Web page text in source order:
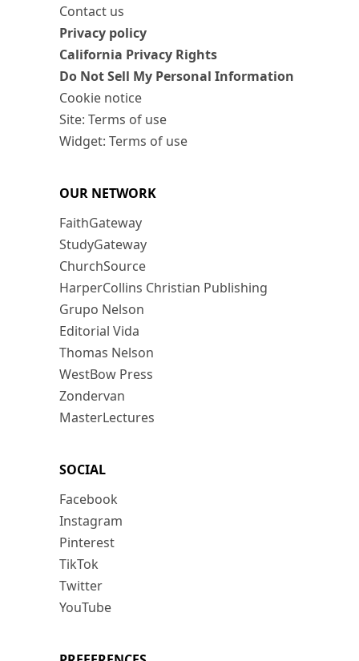
Contact us
Privacy policy
California Privacy Rights
Do Not Sell My Personal Information
Cookie notice
Site: Terms of use
Widget: Terms of use
OUR NETWORK
FaithGateway
StudyGateway
ChurchSource
HarperCollins Christian Publishing
Grupo Nelson
Editorial Vida
Thomas Nelson
WestBow Press
Zondervan
MasterLectures
SOCIAL
Facebook
Instagram
Pinterest
TikTok
Twitter
YouTube